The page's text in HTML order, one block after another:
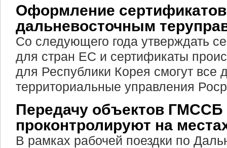
Оформление
дальневосточным
Со следующего года утверждать
для стран ЕС и сертификаты
для Республики Корея смогут все
территориальные управления
Передачу объектов ГМССБ
проконтролируют на
В рамках рабочей поездки по